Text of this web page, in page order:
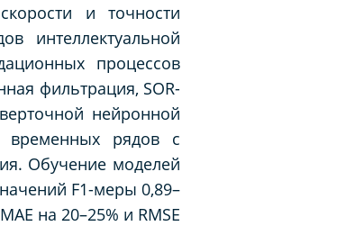
и точности
интеллектуальной
процессов
фильтрация, SOR-
нейронной
временных рядов с
Обучение моделей
F1-меры 0,89–
на 20–25% и RMSE